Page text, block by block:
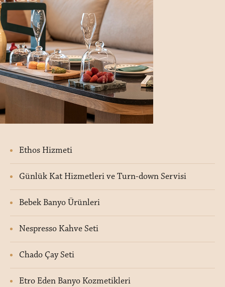
Ethos Hizmeti
Günlük Kat Hizmetleri ve Turn-down Servisi
Bebek Banyo Ürünleri
Nespresso Kahve Seti
Chado Çay Seti
Etro Eden Banyo Kozmetikleri